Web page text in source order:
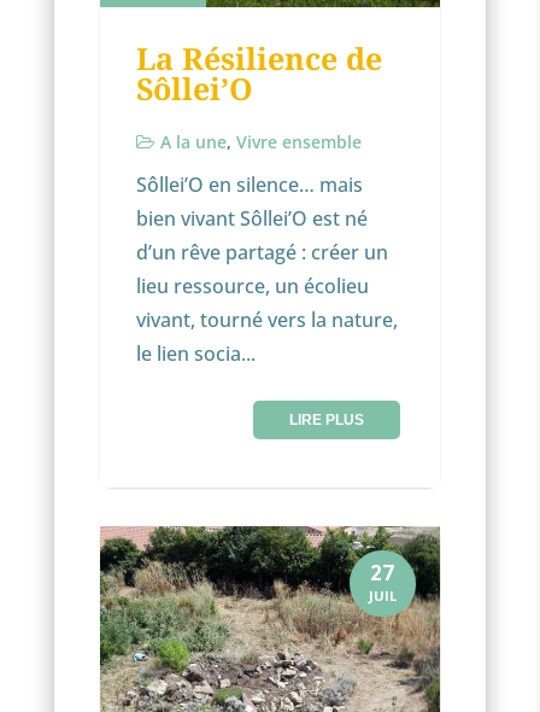
La Résilience de
Sôllei’O
A la une,Vivre ensemble
Sôllei’O en silence… mais
bien vivant Sôllei’O est né
d’un rêve partagé : créer un
lieu ressource, un écolieu
vivant, tourné vers la nature,
le lien socia...
LIRE PLUS
27
JUIL